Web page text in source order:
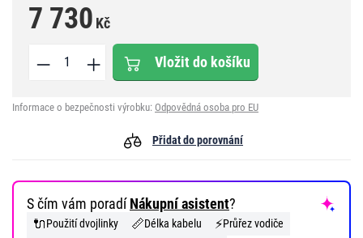
7 730 Kč
Vložit do košíku
Informace o bezpečnosti výrobku: Odpovědná osoba pro EU
Přidat do porovnání
S čím vám poradíNákupní asistent?
🔌Použití dvojlinky 📏Délka kabelu ⚡Průřez vodiče